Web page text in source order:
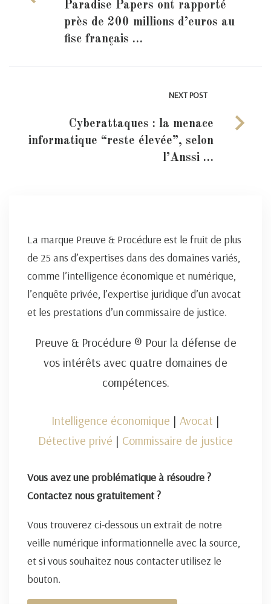
Paradise Papers ont rapporté
près de 200 millions d’euros au
fisc français …
NEXT POST
Cyberattaques : la menace
informatique “reste élevée”, selon
l’Anssi …
La marque Preuve & Procédure est le fruit de plus
de 25 ans d’expertises dans des domaines variés,
comme l’intelligence économique et numérique,
l’enquête privée, l’expertise juridique d’un avocat
et les prestations d’un commissaire de justice.
Preuve & Procédure ® Pour la défense de
vos intérêts avec quatre domaines de
compétences.
Intelligence économique | Avocat |
Détective privé | Commissaire de justice
Vous avez une problématique à résoudre ?
Contactez nous gratuitement ?
Vous trouverez ci-dessous un extrait de notre
veille numérique informationnelle avec la source,
et si vous souhaitez nous contacter utilisez le
bouton.